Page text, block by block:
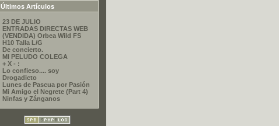
Últimos Artículos
23 DE JULIO
ENTRADAS DIRECTAS WEB
(VENDIDA) Orbea Wild FS
H10 Talla L/G
De concierto.
MI PELUDO COLEGA
+ X - :
Lo confieso.... soy
Drogadicto
Lunes de Pascua por Pasión
Mi Amigo el Negrete (Part 4)
Ninfas y Zánganos